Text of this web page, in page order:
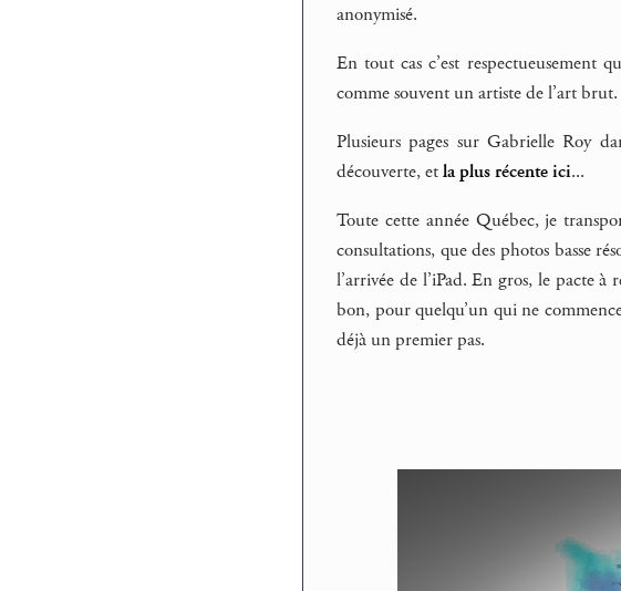
anonymisé.
En tout cas c’est respectueusement
comme souvent un artiste de l’art brut.
Plusieurs pages sur Gabrielle Roy
découverte, etla plus récente ici...
Toute cette année Québec, je
consultations, que des photos basse
l’arrivée de l’iPad. En gros, le pacte
bon, pour quelqu’un qui ne
déjà un premier pas.